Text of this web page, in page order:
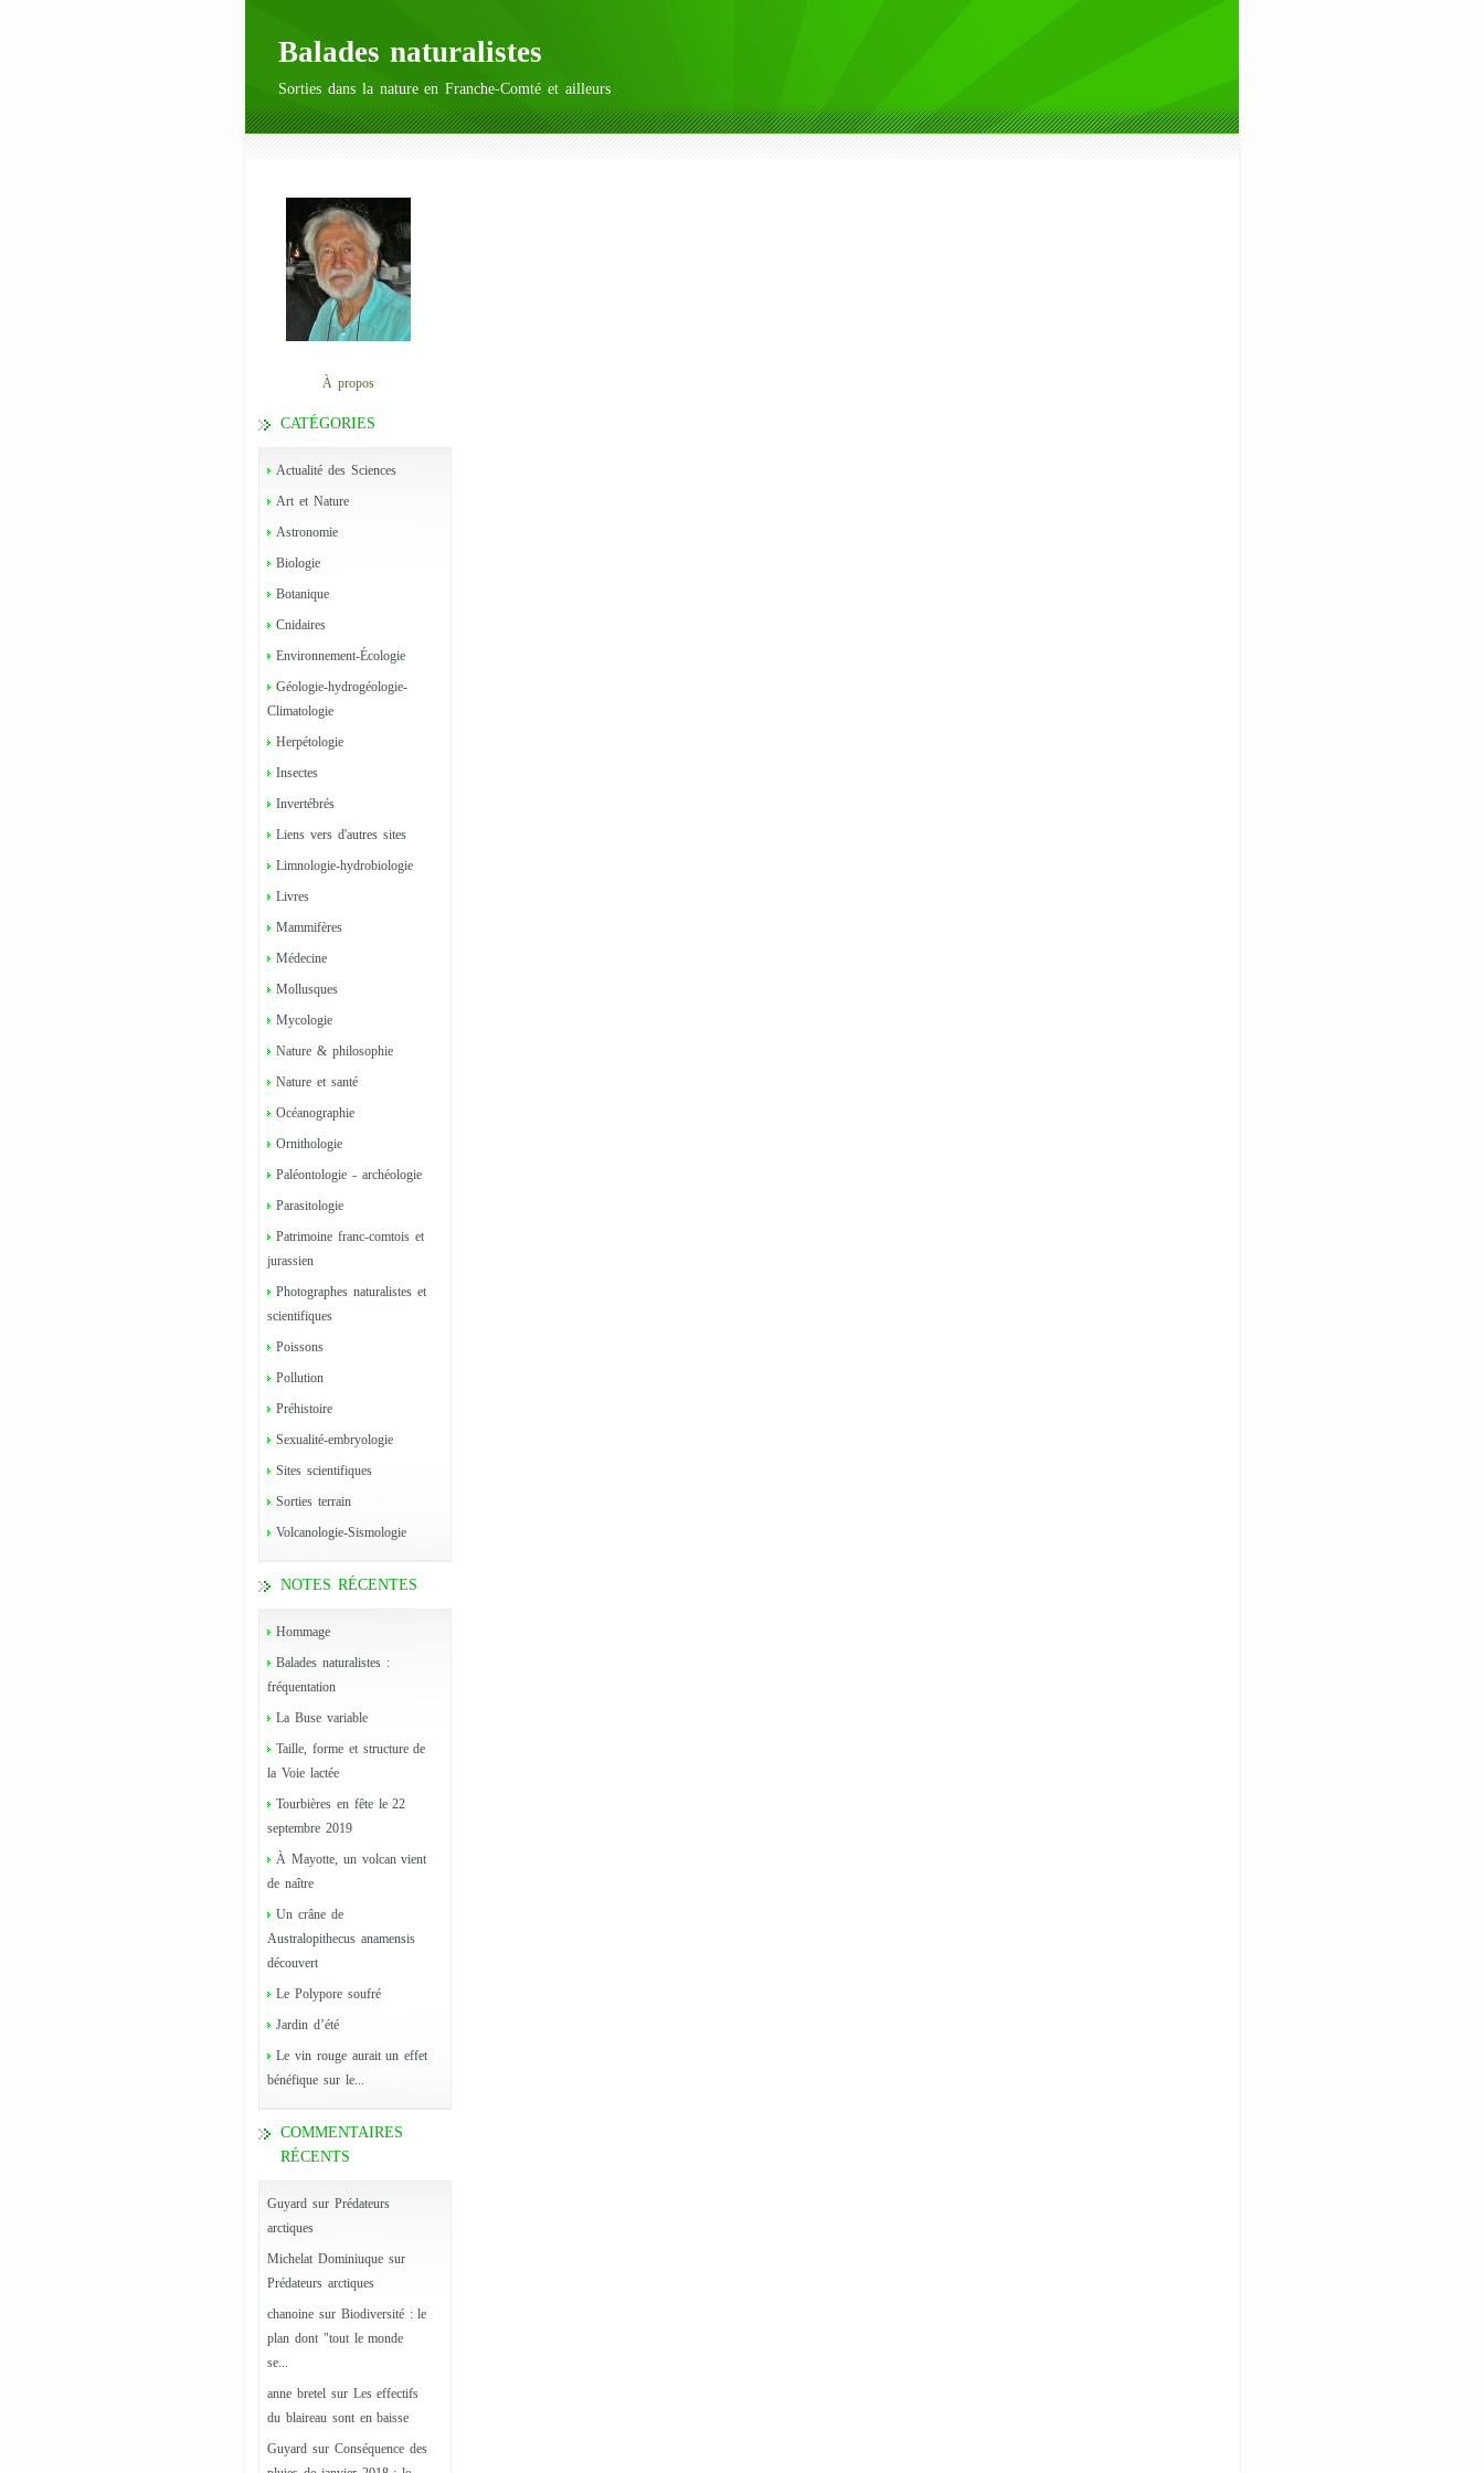
Balades naturalistes
Sorties dans la nature en Franche-Comté et ailleurs
À propos
CATÉGORIES
Actualité des Sciences
Art et Nature
Astronomie
Biologie
Botanique
Cnidaires
Environnement-Écologie
Géologie-hydrogéologie-
Climatologie
Herpétologie
Insectes
Invertébrés
Liens vers d'autres sites
Limnologie-hydrobiologie
Livres
Mammifères
Médecine
Mollusques
Mycologie
Nature & philosophie
Nature et santé
Océanographie
Ornithologie
Paléontologie - archéologie
Parasitologie
Patrimoine franc-comtois et
jurassien
Photographes naturalistes et
scientifiques
Poissons
Pollution
Préhistoire
Sexualité-embryologie
Sites scientifiques
Sorties terrain
Volcanologie-Sismologie
NOTES RÉCENTES
Hommage
Balades naturalistes :
fréquentation
La Buse variable
Taille, forme et structure de
la Voie lactée
Tourbières en fête le 22
septembre 2019
À Mayotte, un volcan vient
de naître
Un crâne de
Australopithecus anamensis
découvert
Le Polypore soufré
Jardin d’été
Le vin rouge aurait un effet
bénéfique sur le...
COMMENTAIRES
RÉCENTS
Guyard sur Prédateurs
arctiques
Michelat Dominiuquesur
Prédateurs arctiques
chanoine sur Biodiversité : le
plan dont "tout le monde
se...
anne bretelsur Les effectifs
du blaireau sont en baisse
Guyard sur Conséquence des